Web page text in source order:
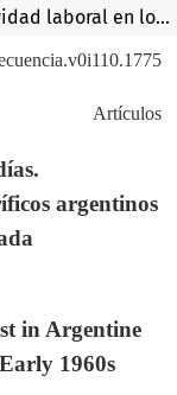
La Huelga de los 100 días. Conflictividad laboral en los frigoríficos argentinos a comienzos de la década de 1960